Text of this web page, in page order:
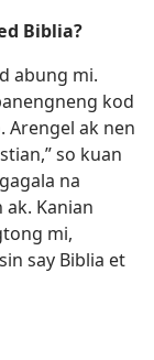
Biblia?
abung mi.
kod
Arengel ak nen
so kuan
na
ak. Kanian
mi,
say Biblia et